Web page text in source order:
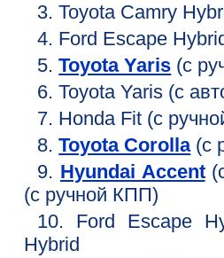
3. Toyota Camry
4. Ford Escape
5.Toyota Yaris (с
6. Toyota Yaris (с
7. Honda Fit (с
8.Toyota Corolla(с
9. Hyundai Accent
(с ручной КПП)
10. Ford Escape
Hybrid